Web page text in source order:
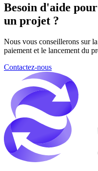
Besoin d'aide
un projet ?
Nous vous conseillerons sur
paiement et le lancement du
Contactez-nous